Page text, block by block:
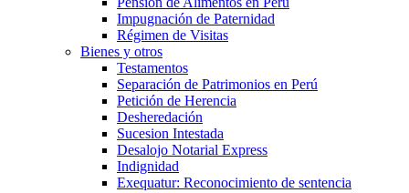
Impugnación de Paternidad
Régimen de Visitas
Bienes y otros
Testamentos
Separación de Patrimonios en Perú
Petición de Herencia
Desheredación
Sucesion Intestada
Desalojo Notarial Express
Indignidad
Exequatur: Reconocimiento de sentencia